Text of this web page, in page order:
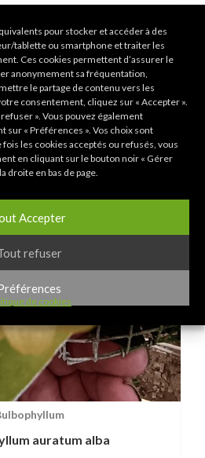
pour stocker et accéder à des
tablette ou smartphone et traiter les
Ces cookies permettent d’assurer le
anonymement sa fréquentation,
le partage de contenu vers les
consentement, cliquez sur « Accepter ».
». Vous pouvez également
sur « Préférences ». Vos choix sont
les cookies acceptés ou refusés, vous
en cliquant sur le bouton noir « Gérer
droite en bas de page.
Accepter
refuser
de cookies
auratum alba